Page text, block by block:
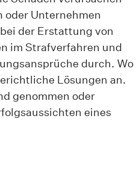
oder Unternehmen
der Erstattung von
im Strafverfahren und
durch. Wo
Lösungen an.
genommen oder
eines